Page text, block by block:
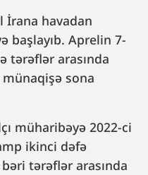
İrana havadan
başlayıb. Aprelin 7-
tərəflər arasında
sona
müharibəyə 2022-ci
ikinci dəfə
tərəflər arasında